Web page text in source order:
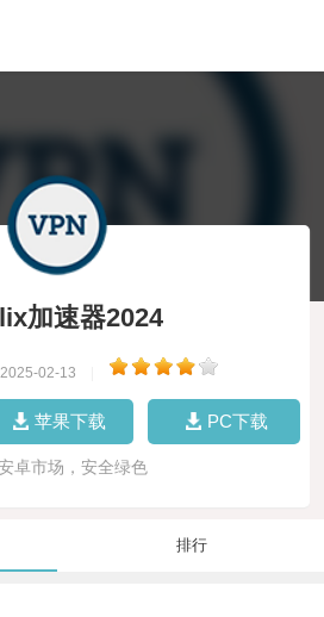
加速器2024
02-13
苹果下载 PC下载
卓市场，安全绿色
排行